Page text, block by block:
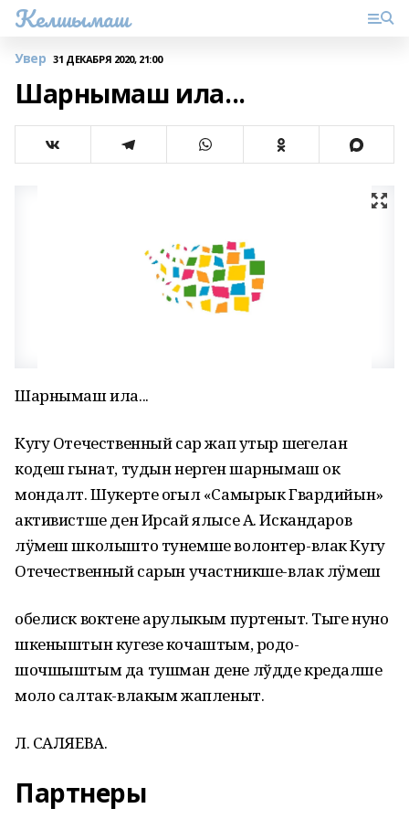
Келшымаш
Увер 31 ДЕКАБРЯ 2020, 21:00
Шарнымаш ила...
Шарнымаш ила...
Кугу Отечественный сар жап утыр шеҥгелан
кодеш гынат, тудын нерген шарнымаш ок
мондалт. Шукерте огыл «Самырык Гвардийын»
активистше ден Ирсай ялысе А. Искандаров
лӱмеш школышто тунемше волонтер-влак Кугу
Отечественный сарын участникше-влак лӱмеш
обелиск воктене арулыкым пуртеныт. Тыге нуно
шкеныштын кугезе кочаштым, родо-
шочшыштым да тушман дене лўдде кредалше
моло салтак-влакым жапленыт.
Л. САЛЯЕВА.
Партнеры